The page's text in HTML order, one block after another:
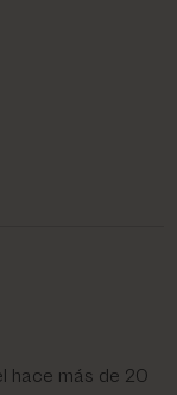
hace más de 20